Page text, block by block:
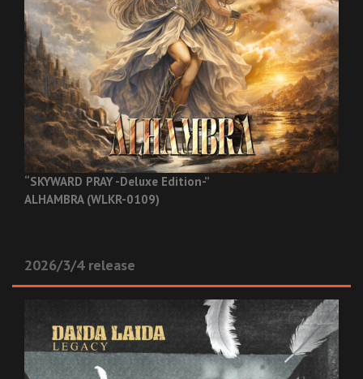
“SKYWARD PRAY -Deluxe Edition-”
ALHAMBRA (WLKR-0109)
2026/3/4 release